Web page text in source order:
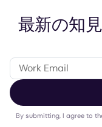
最新の知
By submitting, I agree to